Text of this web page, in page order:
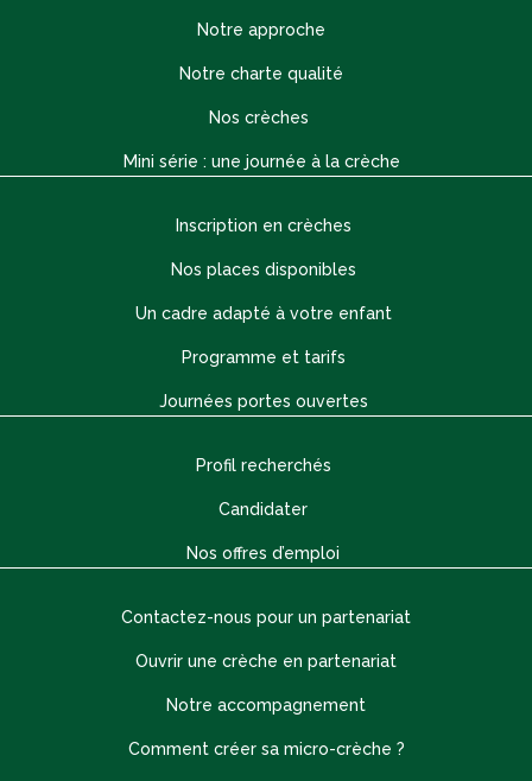
Notre approche
Notre charte qualité
Nos crèches
Mini série : une journée à la crèche
Inscription en crèches
Nos places disponibles
Un cadre adapté à votre enfant
Programme et tarifs
Journées portes ouvertes
Profil recherchés
Candidater
Nos offres d’emploi
Contactez-nous pour un partenariat
Ouvrir une crèche en partenariat
Notre accompagnement
Comment créer sa micro-crèche ?